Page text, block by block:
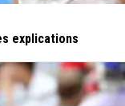
explications